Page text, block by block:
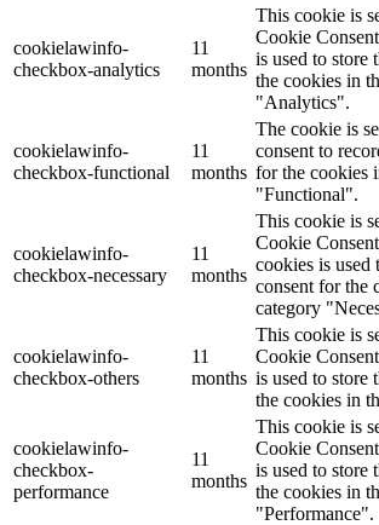
cookielawinfo-
checkbox-analytics
11
months
This cookie is
Cookie
is used to store
the cookies in
"Analytics".
cookielawinfo-
checkbox-functional
11
months
The cookie is
consent to
for the cookies
"Functional".
cookielawinfo-
checkbox-necessary
11
months
This cookie is
Cookie
cookies is used
consent for the
category
cookielawinfo-
checkbox-others
11
months
This cookie is
Cookie
is used to store
the cookies in
cookielawinfo-
checkbox-
performance
11
months
This cookie is
Cookie
is used to store
the cookies in
"Performance".